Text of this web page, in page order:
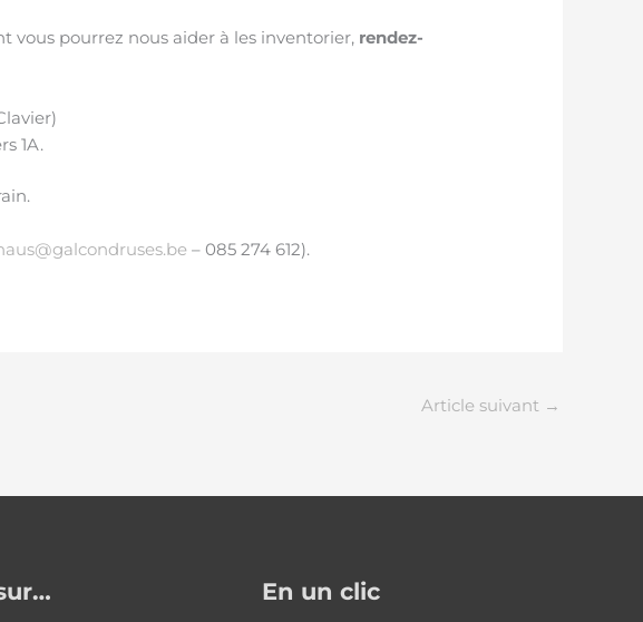
vous pourrez nous aider à les inventorier, rendez-
1A.
– 085 274 612).
Article suivant →
En un clic